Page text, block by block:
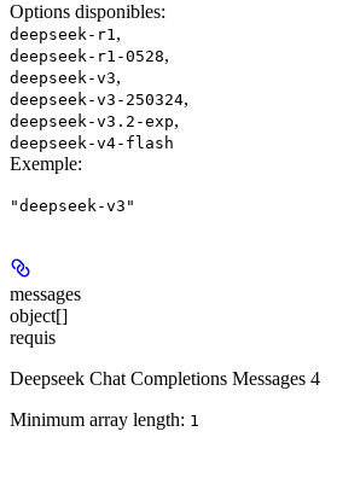
Options disponibles:
deepseek-r1 ,
deepseek-r1-0528,
deepseek-v3,
deepseek-v3-250324,
deepseek-v3.2-exp,
deepseek-v4-flash
Exemple:
"deepseek-v3"
messages
object[]
requis
Deepseek Chat Completions Messages 4
Minimum array length: 1